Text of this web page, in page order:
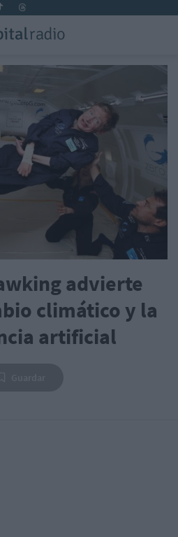
advierte
climático y la
artificial